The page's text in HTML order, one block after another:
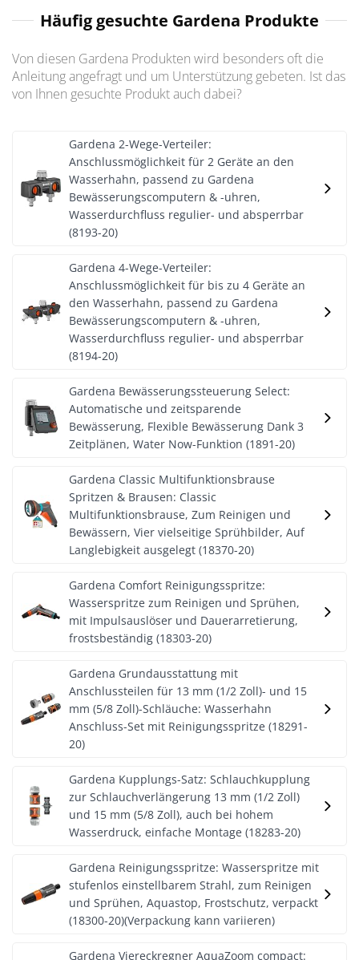
Häufig gesuchte Gardena Produkte
Von diesen Gardena Produkten wird besonders oft die
Anleitung angefragt und um Unterstützung gebeten. Ist das
von Ihnen gesuchte Produkt auch dabei?
Gardena 2-Wege-Verteiler:
Anschlussmöglichkeit für 2 Geräte an den
Wasserhahn, passend zu Gardena
Bewässerungscomputern & -uhren,
Wasserdurchfluss regulier- und absperrbar
(8193-20)
Gardena 4-Wege-Verteiler:
Anschlussmöglichkeit für bis zu 4 Geräte an
den Wasserhahn, passend zu Gardena
Bewässerungscomputern & -uhren,
Wasserdurchfluss regulier- und absperrbar
(8194-20)
Gardena Bewässerungssteuerung Select:
Automatische und zeitsparende
Bewässerung, Flexible Bewässerung Dank 3
Zeitplänen, Water Now-Funktion (1891-20)
Gardena Classic Multifunktionsbrause
Spritzen & Brausen: Classic
Multifunktionsbrause, Zum Reinigen und
Bewässern, Vier vielseitige Sprühbilder, Auf
Langlebigkeit ausgelegt (18370-20)
Gardena Comfort Reinigungsspritze:
Wasserspritze zum Reinigen und Sprühen,
mit Impulsauslöser und Dauerarretierung,
frostsbeständig (18303-20)
Gardena Grundausstattung mit
Anschlussteilen für 13 mm (1/2 Zoll)- und 15
mm (5/8 Zoll)-Schläuche: Wasserhahn
Anschluss-Set mit Reinigungsspritze (18291-
20)
Gardena Kupplungs-Satz: Schlauchkupplung
zur Schlauchverlängerung 13 mm (1/2 Zoll)
und 15 mm (5/8 Zoll), auch bei hohem
Wasserdruck, einfache Montage (18283-20)
Gardena Reinigungsspritze: Wasserspritze mit
stufenlos einstellbarem Strahl, zum Reinigen
und Sprühen, Aquastop, Frostschutz, verpackt
(18300-20)(Verpackung kann variieren)
Gardena Viereckregner AquaZoom compact: